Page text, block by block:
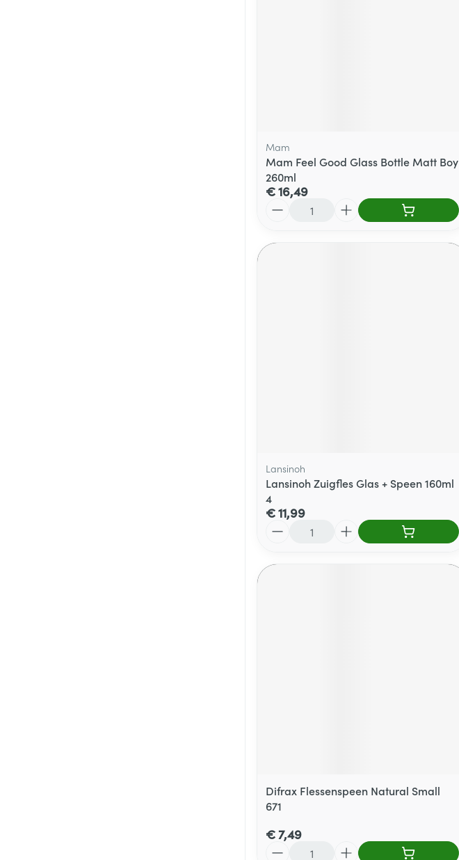
Mam
Mam Feel Good Glass Bottle Matt Boy
260ml
€ 16,49
Lansinoh
Lansinoh Zuigfles Glas + Speen 160ml
4
€ 11,99
Difrax Flessenspeen Natural Small
671
€ 7,49